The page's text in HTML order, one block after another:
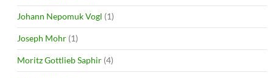
Johann Nepomuk Vogl (1)
Joseph Mohr (1)
Moritz Gottlieb Saphir (4)